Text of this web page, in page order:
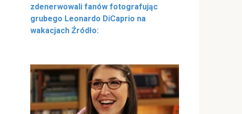
zdenerwowali fanów fotografując
grubego Leonardo DiCaprio na
wakacjach Źródło: